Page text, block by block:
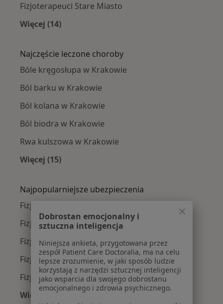
Fizjoterapeuci Stare Miasto
Więcej (14)
Najczęście leczone choroby
Bóle kręgosłupa w Krakowie
Ból barku w Krakowie
Ból kolana w Krakowie
Ból biodra w Krakowie
Rwa kulszowa w Krakowie
Więcej (15)
Najpopularniejsze ubezpieczenia
Fizjoterapeuci z Allianz w Krakowie
Fizjoterapeuci z Signal Iduna w Krakowie
Fizjoterapeuci z JP MEDICA w Krakowie
Fizjoterapeuci z TU Zdrowie w Krakowie
Fizjoterapeuci z Świat Zdrowia w Krakowie
Więcej (11)
Dobrostan emocjonalny i
sztuczna inteligencja
Niniejsza ankieta, przygotowana przez
zespół Patient Care Doctoralia, ma na celu
lepsze zrozumienie, w jaki sposób ludzie
korzystają z narzędzi sztucznej inteligencji
jako wsparcia dla swojego dobrostanu
emocjonalnego i zdrowia psychicznego.